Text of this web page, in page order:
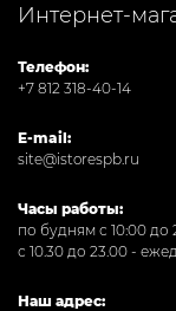
Интернет-
Телефон:
+7 812 318-40-14
E-mail:
site@istorespb.ru
Часы работы:
по будням с 10:00 до
с 10.30 до 23.00 -
Наш адрес: